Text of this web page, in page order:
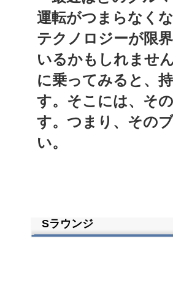
運転がつまらなく
テクノロジーが限
いるかもしれません
に乗ってみると、
す。そこには、そ
す。つまり、その
い。
Sラウンジ